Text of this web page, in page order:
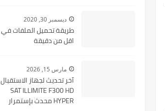
ديسمبر 30, 2020
طريقة تحميل الملفات في
اقل من دقيقة
مارس 15, 2026
آخر تحديث لجهاز الاستقبال
SAT ILLIMITE F300 HD
HYPER محدث بإستمرار